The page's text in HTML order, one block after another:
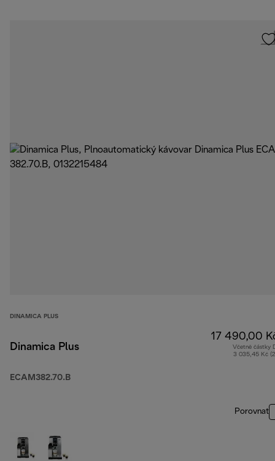
DINAMICA PLUS
Dinamica Plus
ECAM382.70.B
17 490,00
Včetně částky
3 035,45 Kč
Porovnat